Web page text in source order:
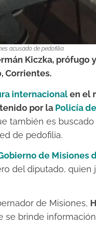
acusado de pedofilia
Kiczka, prófugo
Corrientes.
internacionalen el
por la Policía
también es
de pedofilia.
de Misiones
del diputado,
de Misiones,
brinde